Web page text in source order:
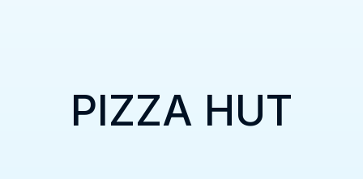
PIZZA HUT